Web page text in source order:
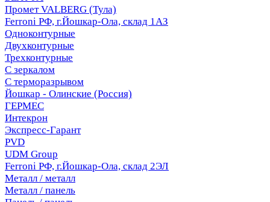
Промет VALBERG (Тула)
Ferroni РФ, г.Йошкар-Ола, склад 1АЗ
Одноконтурные
Двухконтурные
Трехконтурные
С зеркалом
С терморазрывом
Йошкар - Олинские (Россия)
ГЕРМЕС
Интекрон
Экспресс-Гарант
PVD
UDM Group
Ferroni РФ, г.Йошкар-Ола, склад 2ЭЛ
Металл / металл
Металл / панель